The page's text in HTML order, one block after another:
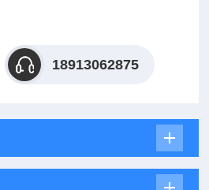
18913062875